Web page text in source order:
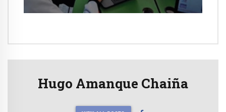
Hugo Amanque Chaiña